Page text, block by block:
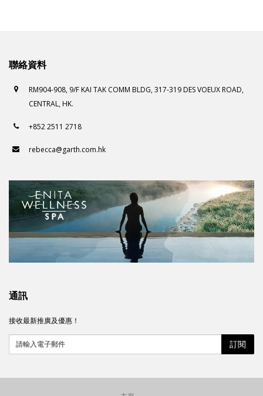
聯絡資料
RM904-908, 9/F KAI TAK COMM BLDG, 317-319 DES VOEUX ROAD,
CENTRAL, HK.
+852 2511 2718
rebecca@garth.com.hk
通訊
接收最新推廣及優惠！
請輸入電子郵件 訂閱